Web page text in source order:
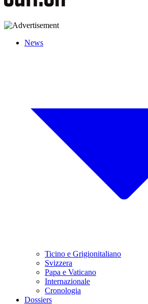
News
Ticino e Grigionitaliano
Svizzera
Papa e Vaticano
Internazionale
Cronologia
Dossiers